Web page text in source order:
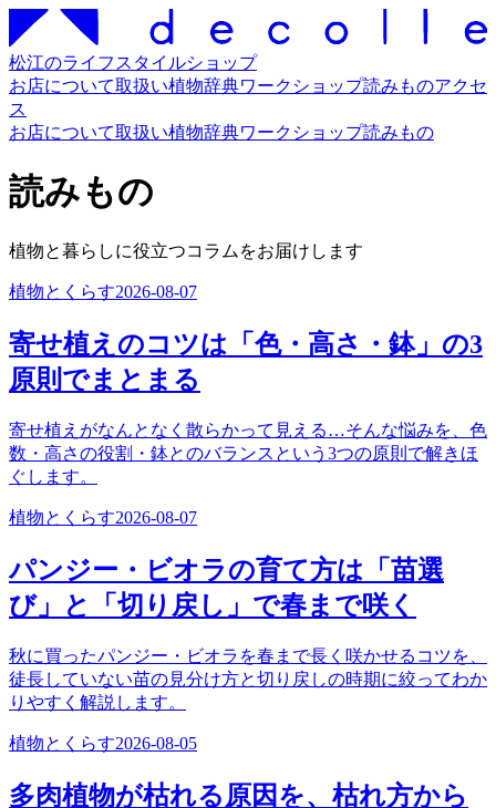
松江のライフスタイルショップ
お店について取扱い植物辞典ワークショップ読みものアクセ
ス
お店について取扱い植物辞典ワークショップ読みもの
読みもの
植物と暮らしに役立つコラムをお届けします
植物とくらす2026-08-07
寄せ植えのコツは「色・高さ・鉢」の3
原則でまとまる
寄せ植えがなんとなく散らかって見える…そんな悩みを、色
数・高さの役割・鉢とのバランスという3つの原則で解きほ
ぐします。
植物とくらす2026-08-07
パンジー・ビオラの育て方は「苗選
び」と「切り戻し」で春まで咲く
秋に買ったパンジー・ビオラを春まで長く咲かせるコツを、
徒長していない苗の見分け方と切り戻しの時期に絞ってわか
りやすく解説します。
植物とくらす2026-08-05
多肉植物が枯れる原因を、枯れ方から